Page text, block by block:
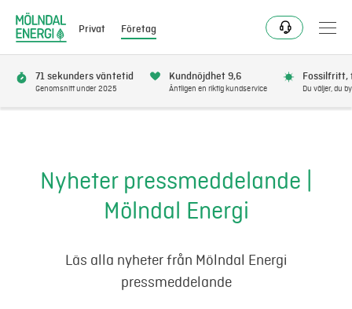
Privat Företag
Fjärrvärme & kyla
Energitjänster
71 sekunders väntetid
Genomsnitt under 2025
Kundnöjdhet 9,6
Äntligen en riktig kundservice
Fossilfritt,
Du väljer, du
Nyheter pressmeddelande |
Mölndal Energi
Läs alla nyheter från Mölndal Energi
pressmeddelande